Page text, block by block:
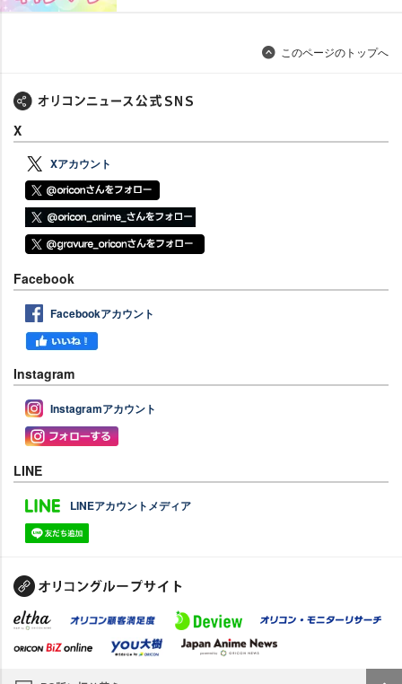
このページのトップへ
X
Xアカウント
Facebook
Facebookアカウント
Instagram
Instagramアカウント
LINE
LINEアカウントメディア